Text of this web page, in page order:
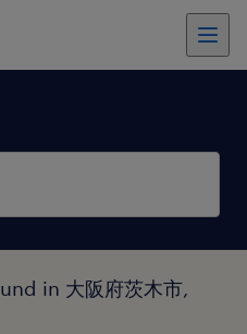
in 大阪府茨木市,